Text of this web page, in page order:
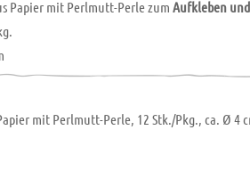
Papier mit Perlmutt-Perle zumAufkleben
mit Perlmutt-Perle, 12 Stk./Pkg., ca. Ø 4